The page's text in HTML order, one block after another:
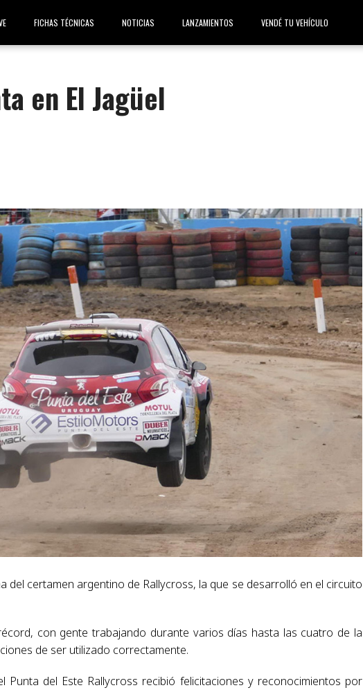
FICHAS TÉCNICAS NOTICIAS LANZAMIENTOS VENDÉ TU VEHÍCULO
en El Jagüel
del certamen argentino de Rallycross, la que se desarrolló en el circuito
con gente trabajando durante varios días hasta las cuatro de la
de ser utilizado correctamente.
Punta del Este Rallycross recibió felicitaciones y reconocimientos por